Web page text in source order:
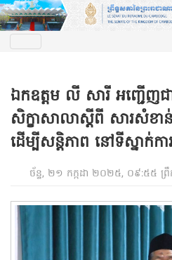
ឯកឧត្តម លី សារី អញ្ជើញជ
សិក្ខាសាលាស្តីពី សារសំខ
ដើម្បីសន្តិភាព នៅទីស្នាក់ក
ច័ន្ទ, ២១ កក្កដា ២០២៥, ០៩:៥៥ ព្